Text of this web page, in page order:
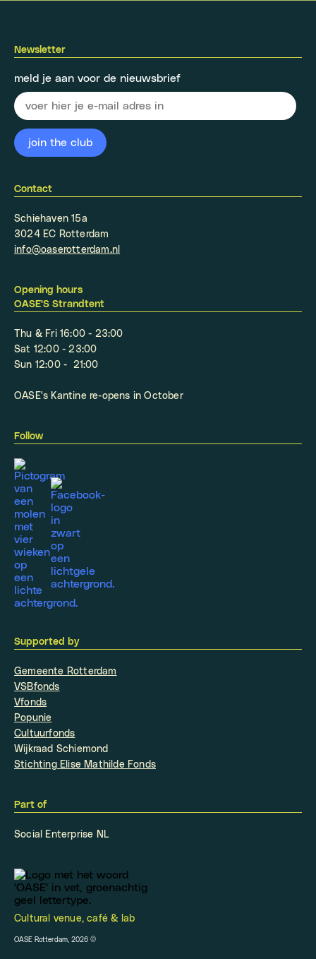
Newsletter
meld je aan voor de nieuwsbrief
Contact
Schiehaven 15a
3024 EC Rotterdam
info@oaserotterdam.nl
Opening hours
OASE'S Strandtent
Thu & Fri 16:00 - 23:00
Sat 12:00 - 23:00
Sun 12:00 - 21:00
OASE's Kantine re-opens in October
Follow
Supported by
Gemeente Rotterdam
VSBfonds
Vfonds
Popunie
Cultuurfonds
Wijkraad Schiemond
Stichting Elise Mathilde Fonds
Part of
Social Enterprise NL
Cultural venue, café & lab
OASE Rotterdam, 2026 ©